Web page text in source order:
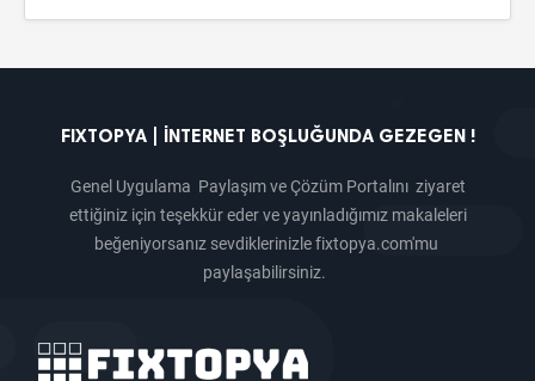
FIXTOPYA | İNTERNET BOŞLUĞUNDA GEZEGEN !
Genel Uygulama Paylaşım ve Çözüm Portalını ziyaret
ettiğiniz için teşekkür eder ve yayınladığımız makaleleri
beğeniyorsanız sevdiklerinizle fixtopya.com'mu
paylaşabilirsiniz.